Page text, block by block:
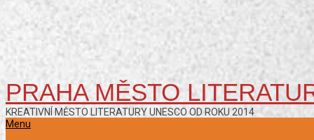
PRAHA MĚSTO
KREATIVNÍ MĚSTO LITERATURY UNESCO OD ROKU 2014
Primary
Menu